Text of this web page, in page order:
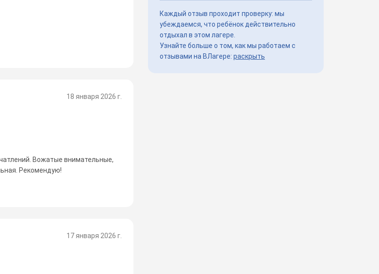
18 января 2026 г.
Вожатые внимательные,
Рекомендую!
17 января 2026 г.
Каждый отзыв проходит проверку: мы
убеждаемся, что ребёнок действительно
отдыхал в этом лагере.
Узнайте больше о том, как мы работаем с
отзывами на ВЛагере: раскрыть